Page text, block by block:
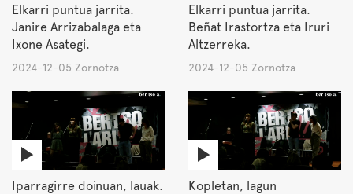
Elkarri puntua jarrita.
Janire Arrizabalaga eta
Ixone Asategi.
2024-12-05 Zornotza
Elkarri puntua jarrita.
Beñat Irastortza eta Iruri
Altzerreka.
2024-12-05 Zornotza
Iparragirre doinuan, lauak.
Kopletan, lagun